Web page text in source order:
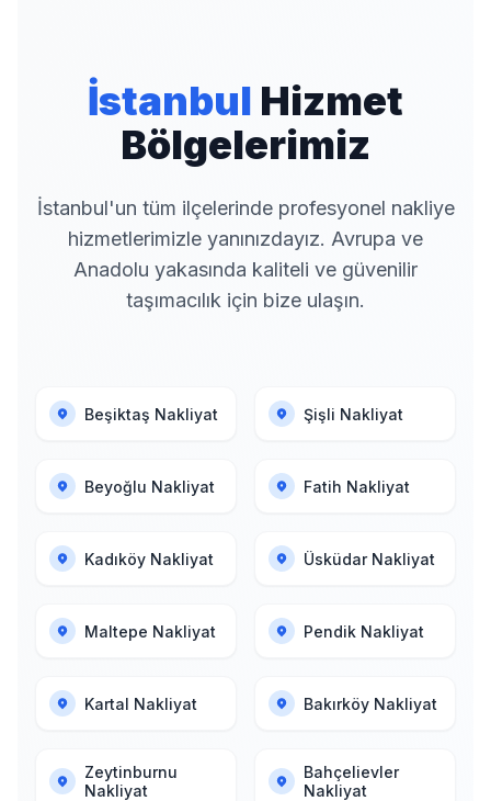
İstanbul Hizmet
Bölgelerimiz
İstanbul'un tüm ilçelerinde profesyonel nakliye
hizmetlerimizle yanınızdayız. Avrupa ve
Anadolu yakasında kaliteli ve güvenilir
taşımacılık için bize ulaşın.
Beşiktaş Nakliyat Şişli Nakliyat
Beyoğlu Nakliyat Fatih Nakliyat
Kadıköy Nakliyat Üsküdar Nakliyat
Maltepe Nakliyat Pendik Nakliyat
Kartal Nakliyat Bakırköy Nakliyat
Zeytinburnu
Nakliyat
Bahçelievler
Nakliyat